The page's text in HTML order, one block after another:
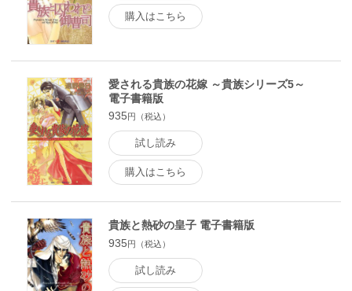
購入はこちら
愛される貴族の花嫁 ～貴族シリーズ5～
電子書籍版
935円（税込）
試し読み
購入はこちら
貴族と熱砂の皇子 電子書籍版
935円（税込）
試し読み